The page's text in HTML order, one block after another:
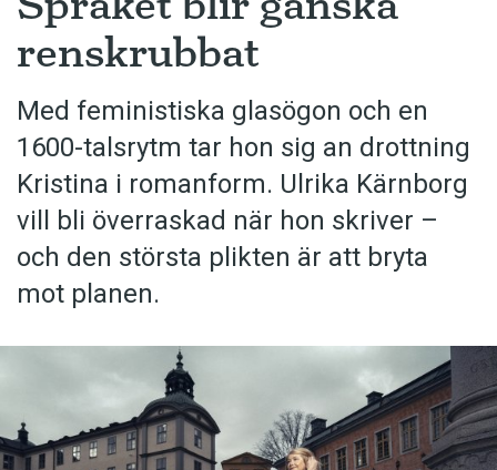
visst håll, men vänder sedan tvärt åt ett annat. Och
kungen av detta är ju Groucho Marx. ’Detta är mina
favorit. En annan kommer från serien Frasier:
’Spontaneity has its time and its place.’”
renskrubbat
Med feministiska glasögon och en
1600-talsrytm tar hon sig an drottning
Kristina i romanform. Ulrika Kärnborg
vill bli överraskad när hon skriver –
och den största plikten är att bryta
mot planen.